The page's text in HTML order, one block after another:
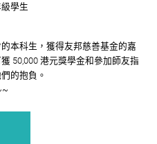
學生
本科生，獲得友邦慈善基金的嘉
50,000 港元獎學金和參加師友指
的抱負。